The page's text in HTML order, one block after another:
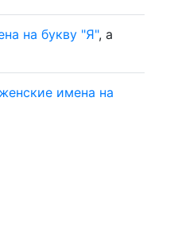
на букву "Я", а
имена на